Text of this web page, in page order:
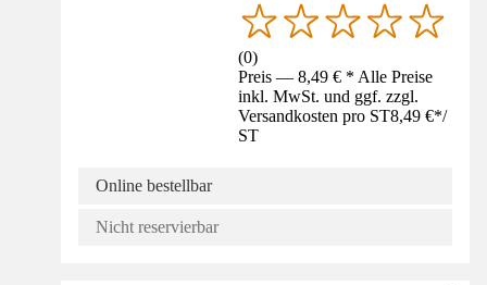
(0)
Preis — 8,49 € * Alle Preise
inkl. MwSt. und ggf. zzgl.
Versandkosten pro ST8,49 €*/
ST
Online bestellbar
Nicht reservierbar